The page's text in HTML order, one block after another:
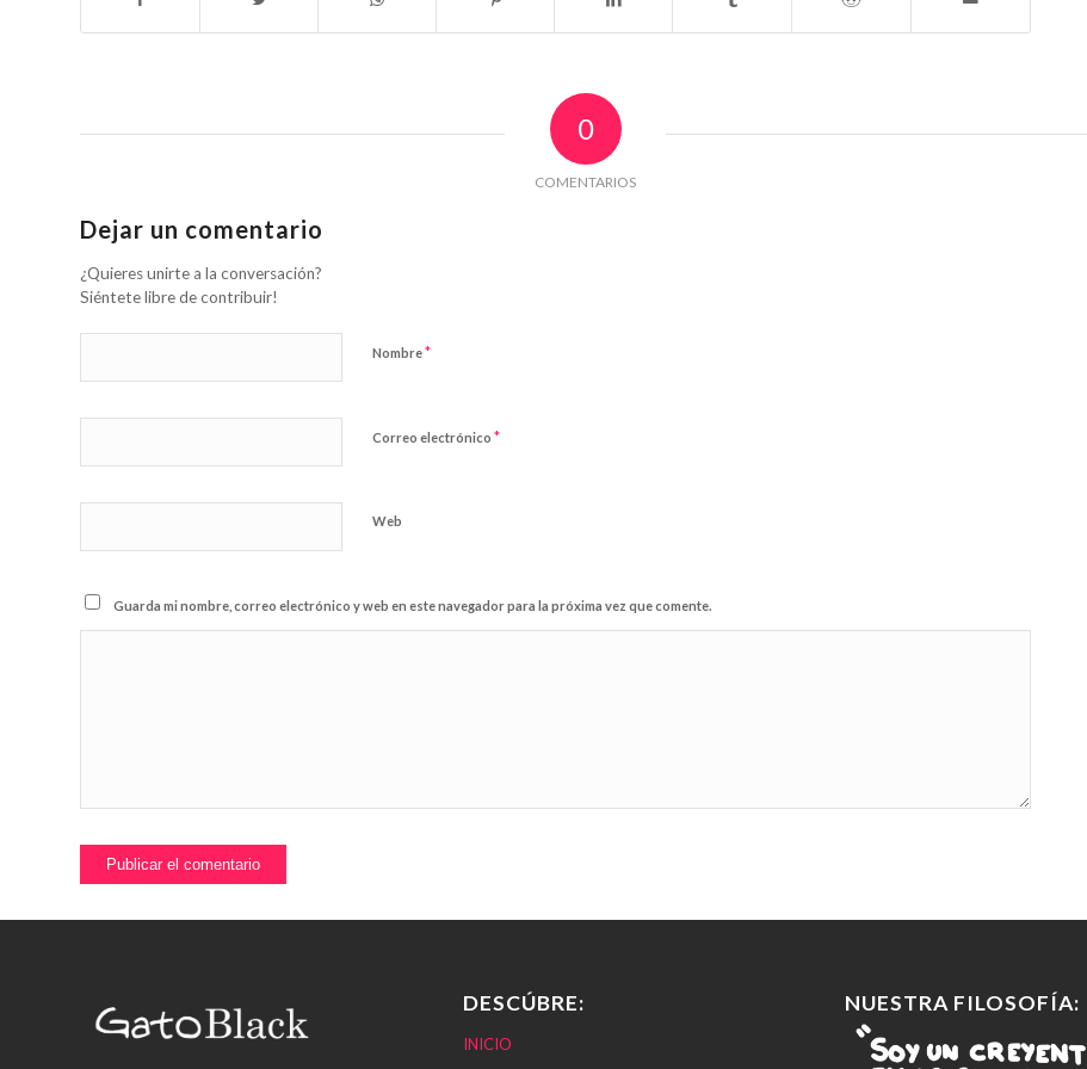
0
COMENTARIOS
Dejar un comentario
¿Quieres unirte a la conversación?
Siéntete libre de contribuir!
Nombre*
Correo electrónico *
Web
Guarda mi nombre, correo electrónico y web en este navegador para la próxima vez que comente.
DESCÚBRE:
INICIO
NUESTRA FILOSOFÍA: